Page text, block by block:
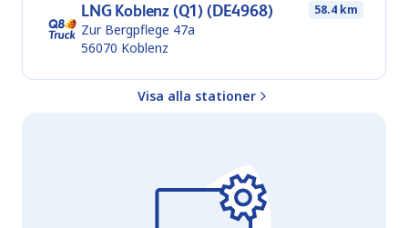
LNG Koblenz (Q1) (DE4968) 58.4 km
Zur Bergpflege 47a
56070 Koblenz
Visa alla stationer